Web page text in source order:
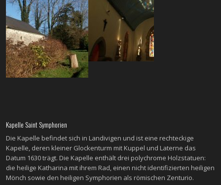
Kapelle Saint Symphorien
Die Kapelle befindet sich in Landivigen und ist eine rechteckige
Kapelle, deren kleiner Glockenturm mit Kuppel und Laterne das
Datum 1630 trägt. Die Kapelle enthält drei polychrome Holzstatuen:
die heilige Katharina mit ihrem Rad, einen nicht identifizierten heiligen
Mönch sowie den heiligen Symphorien als römischen Zenturio.